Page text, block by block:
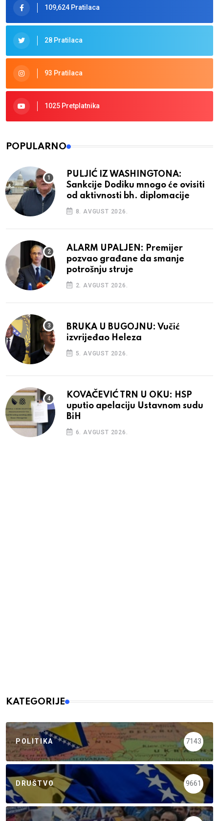
109,624 Pratilaca
28 Pratilaca
93 Pratilaca
1025 Pretplatnika
POPULARNO
PULJIĆ IZ WASHINGTONA:
Sankcije Dodiku mnogo će ovisiti
od aktivnosti bh. diplomacije
8. AVGUST 2026.
ALARM UPALJEN: Premijer
pozvao građane da smanje
potrošnju struje
2. AVGUST 2026.
BRUKA U BUGOJNU: Vučić
izvrijeđao Heleza
5. AVGUST 2026.
KOVAČEVIĆ TRN U OKU: HSP
uputio apelaciju Ustavnom sudu
BiH
6. AVGUST 2026.
KATEGORIJE
POLITIKA 7143
DRUŠTVO 9661